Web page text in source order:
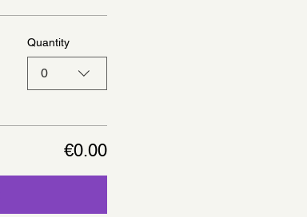
Quantity
0
€0.00